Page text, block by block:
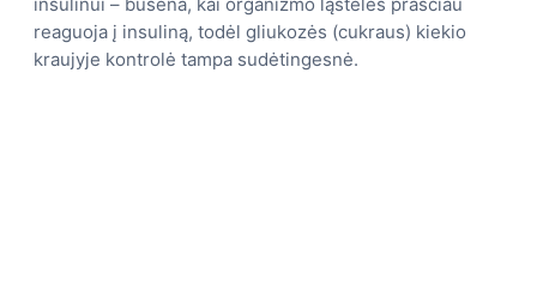
insulinui – būsena, kai organizmo ląstelės prasčiau
reaguoja į insuliną, todėl gliukozės (cukraus) kiekio
kraujyje kontrolė tampa sudėtingesnė.